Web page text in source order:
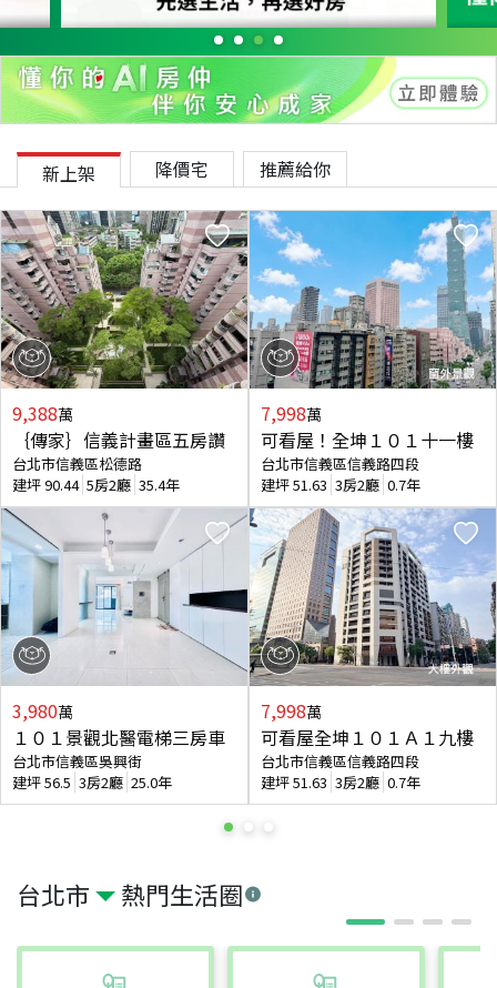
台北市 熱門生活圈
新上架 降價宅 推薦給你
9,388萬
｛傳家｝信義計畫區五房讚
台北市信義區松德路
建坪90.44 5房2廳 35.4年
3,980萬
１０１景觀北醫電梯三房車
台北市信義區吳興街
建坪56.5 3房2廳 25.0年
7,998萬
可看屋！全坤１０１十一樓
台北市信義區信義路四段
建坪51.63 3房2廳 0.7年
7,998萬
可看屋全坤１０１Ａ１九樓
台北市信義區信義路四段
建坪51.63 3房2廳 0.7年